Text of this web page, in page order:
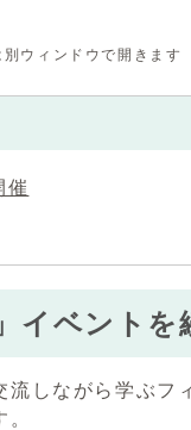
ウィンドウで開きます
催
イベントを
しながら学ぶフ